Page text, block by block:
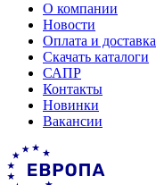
О компании
Новости
Оплата и доставка
Скачать каталоги
САПР
Контакты
Новинки
Вакансии